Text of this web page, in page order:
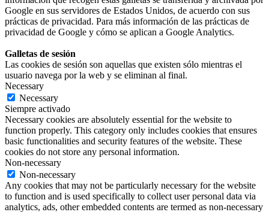
Google en sus servidores de Estados Unidos, de acuerdo con sus
prácticas de privacidad. Para más información de las prácticas de
privacidad de Google y cómo se aplican a Google Analytics.
Galletas de sesión
Las cookies de sesión son aquellas que existen sólo mientras el
usuario navega por la web y se eliminan al final.
Necessary
Necessary
Siempre activado
Necessary cookies are absolutely essential for the website to
function properly. This category only includes cookies that ensures
basic functionalities and security features of the website. These
cookies do not store any personal information.
Non-necessary
Non-necessary
Any cookies that may not be particularly necessary for the website
to function and is used specifically to collect user personal data via
analytics, ads, other embedded contents are termed as non-necessary